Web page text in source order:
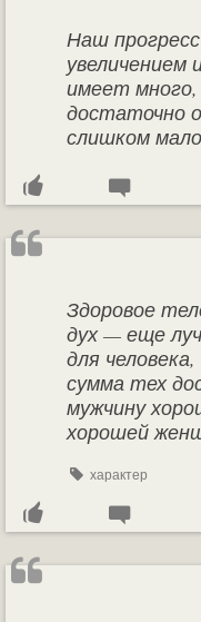
Наш
увеличением
имеет
достаточно
слишком
Здоровое
дух — еще
для
сумма тех
мужчину
хорошей
характер